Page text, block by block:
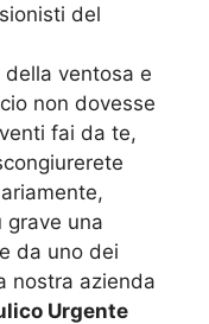
del
della ventosa e
non dovesse
fai da te,
grave una
da uno dei
nostra azienda
Urgente